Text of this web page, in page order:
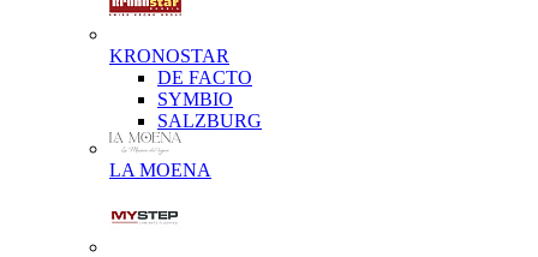
KRONOSTAR
DE FACTO
SYMBIO
SALZBURG
LA MOENA